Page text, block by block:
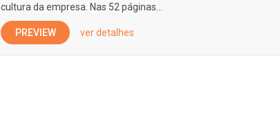
cultura da empresa. Nas 52 páginas...
PREVIEW ver detalhes